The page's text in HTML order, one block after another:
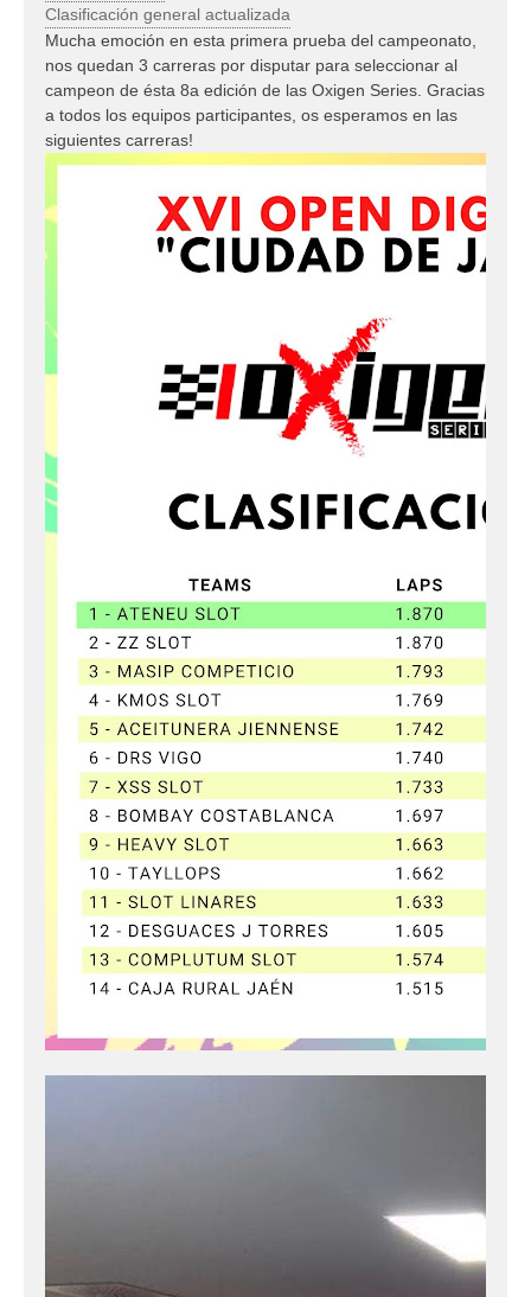
Clasificación general actualizada
Mucha emoción en esta primera prueba del campeonato,
nos quedan 3 carreras por disputar para seleccionar al
campeon de ésta 8a edición de las Oxigen Series. Gracias
a todos los equipos participantes, os esperamos en las
siguientes carreras!